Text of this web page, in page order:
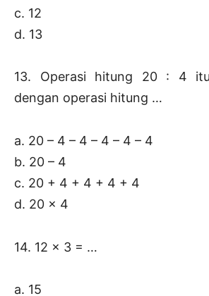
c. 12
d. 13
13. Operasi hitung 20 : 4
dengan operasi hitung …
a. 20 – 4 – 4 – 4 – 4 – 4
b. 20 – 4
c. 20 + 4 + 4 + 4 + 4
d. 20 x 4
14. 12 x 3 = …
a. 15